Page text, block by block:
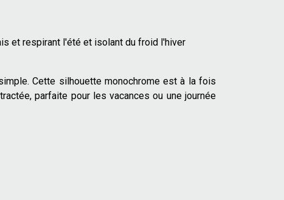
et respirant l'été et isolant du froid l'hiver
Cette silhouette monochrome est à la fois
parfaite pour les vacances ou une journée